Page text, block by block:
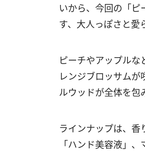
いから、今回の「
す、大人っぽさと愛
ピーチやアップル
レンジブロッサム
ルウッドが全体を包
ラインナップは、香
「ハンド美容液」